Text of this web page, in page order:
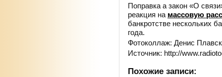
Поправка а закон «О
реакция на массовую
банкротстве нескольких
года.
Фотоколлаж: Денис
Источник: http://
Похожие записи: